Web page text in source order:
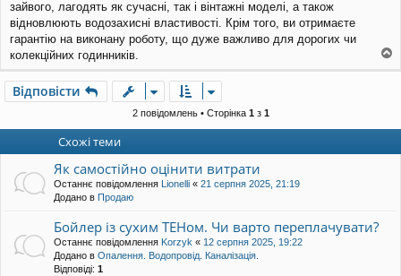
н
я
зайвого, лагодять як сучасні, так і вінтажні моделі, а також
відновлюють водозахисні властивості. Крім того, ви отримаєте
гарантію на виконану роботу, що дуже важливо для дорогих чи
колекційних годинників.
Відповісти
2 повідомлень • Сторінка 1з 1
Схожі теми
Як самостійно оцінити витрати
Останнє повідомлення Lionelli « 21 серпня 2025, 21:19
Додано в Продаю
Бойлер із сухим ТЕНом. Чи варто переплачувати?
Останнє повідомлення Korzyk « 12 серпня 2025, 19:22
Додано в Опалення. Водопровід. Каналізація.
Відповіді: 1